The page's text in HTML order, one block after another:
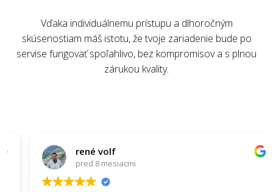
Vďaka individuálnemu prístupu a dlhoročným
skúsenostiam máš istotu, že tvoje zariadenie bude po
servise fungovať spoľahlivo, bez kompromisov a s plnou
zárukou kvality.
rené volf
pred 8 mesiacmi